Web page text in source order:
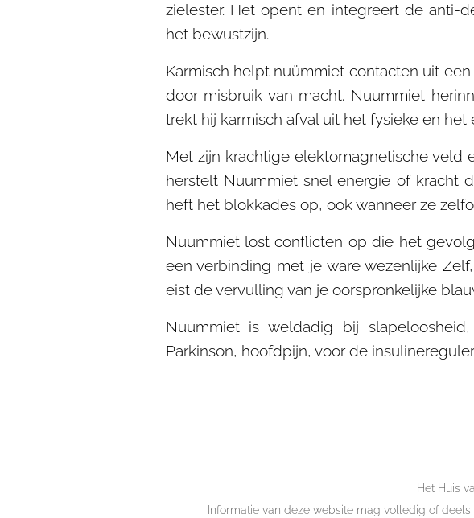
zielester. Het opent en integreert de anti-
het bewustzijn.
Karmisch helpt nuümmiet contacten uit
door misbruik van macht. Nuummiet
trekt hij karmisch afval uit het fysieke en het
Met zijn krachtige elektomagnetische veld
herstelt Nuummiet snel energie of kracht
heft het blokkades op, ook wanneer ze
Nuummiet lost conflicten op die het
een verbinding met je ware wezenlijke
eist de vervulling van je oorspronkelijke
Nuummiet is weldadig bij
Parkinson, hoofdpijn, voor de
Het Huis
Informatie van deze website mag volledig of